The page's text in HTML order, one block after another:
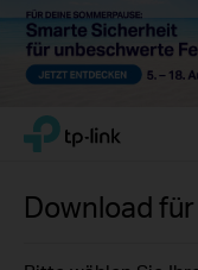
Click
navigation
TP-Link, Reliably Smart
Download für